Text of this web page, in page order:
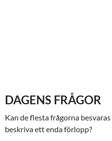
DAGENS FRÅGOR
Kan de flesta frågorna
beskriva ett enda förlopp?